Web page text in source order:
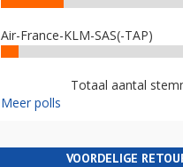
Air-France-KLM-SAS(-TAP)
Totaal aantal
Meer polls
VOORDELIGE